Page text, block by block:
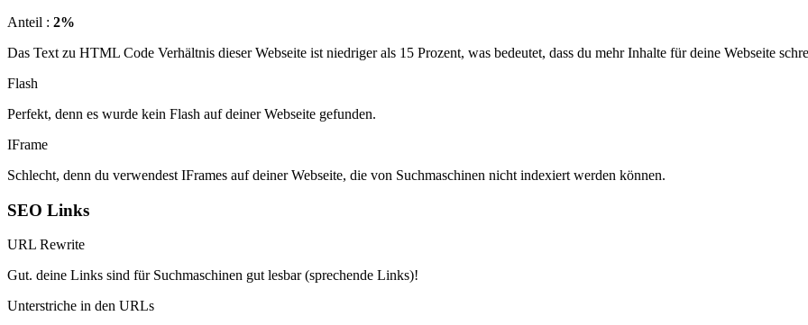
Anteil : 2%
Das Text zu HTML Code Verhältnis dieser Webseite ist niedriger als 15 Prozent, was bedeutet, dass du mehr Inhalte für deine Webseite
Flash
Perfekt, denn es wurde kein Flash auf deiner Webseite gefunden.
IFrame
Schlecht, denn du verwendest IFrames auf deiner Webseite, die von Suchmaschinen nicht indexiert werden können.
SEO Links
URL Rewrite
Gut. deine Links sind für Suchmaschinen gut lesbar (sprechende Links)!
Unterstriche in den URLs